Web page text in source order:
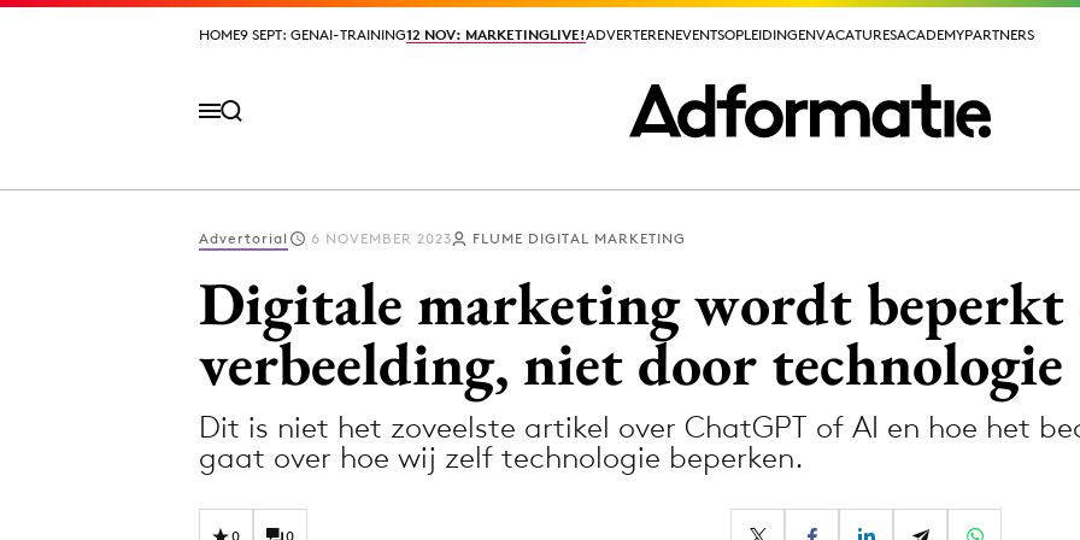
HOME9 SEPT: GENAI-TRAINING12 NOV: MARKETINGLIVE!ADVERTERENEVENTSOPLEIDINGENVACATURESACADEMYPARTNERS
HOME9 SEPT: GENAI-TRAINING12 NOV: MARKETINGLIVE!ADVERTERENEVENTSOPLEIDINGENVACATURESACADEMYPARTNERS
Design
Digital transformation
Media
PR
Advertorial 6 NOVEMBER 2023 FLUME DIGITAL MARKETING
Digitale marketing wordt beperkt
verbeelding, niet door technologie
Dit is niet het zoveelste artikel over ChatGPT of AI en hoe het
gaat over hoe wij zelf technologie beperken.
0 0